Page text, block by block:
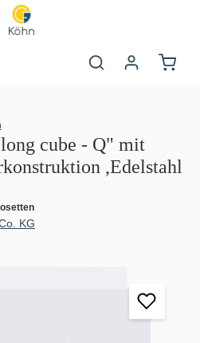
von 0 von 5 Sternen
cube - Q" mit
,Edelstahl
KG